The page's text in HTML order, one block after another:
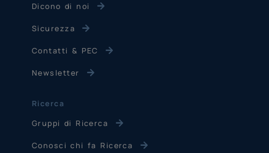
Dicono di noi
Sicurezza
Contatti & PEC
Newsletter
Ricerca
Gruppi di Ricerca
Conosci chi fa Ricerca